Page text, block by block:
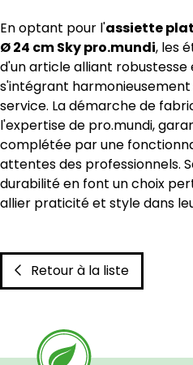
En optant pour l'assiette
Ø 24 cm Sky pro.mundi, les
d'un article alliant
s'intégrant
service. La démarche de
l'expertise de pro.mundi,
complétée par une
attentes des professionnels.
durabilité en font un choix
allier praticité et style dans
Retour à la liste